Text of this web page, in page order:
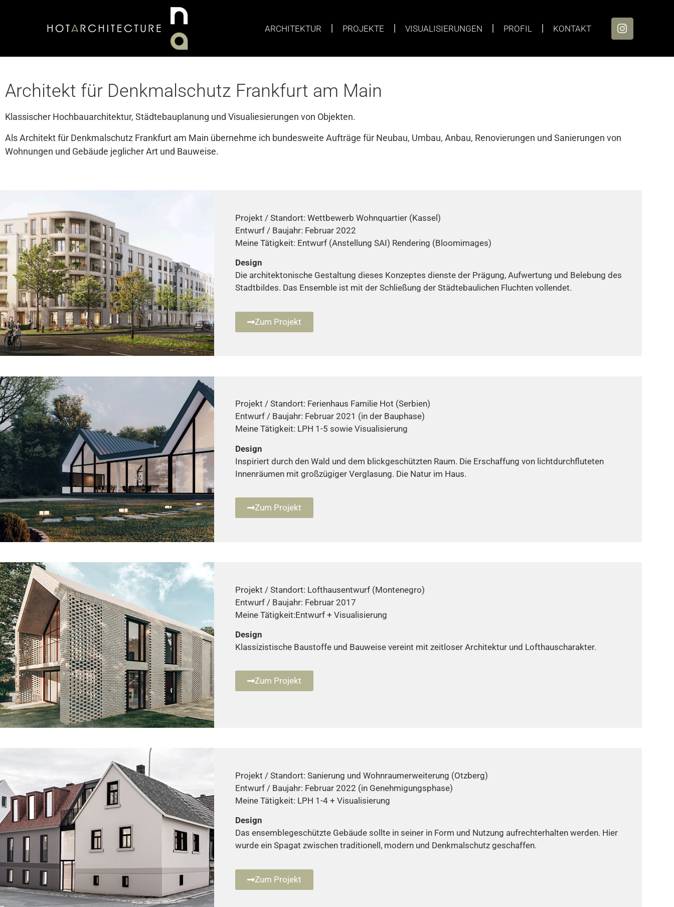
ARCHITEKTUR PROJEKTE VISUALISIERUNGEN PROFIL KONTAKT
Architekt für Denkmalschutz Frankfurt am Main
Klassischer Hochbauarchitektur, Städtebauplanung und Visualiesierungen von Objekten.
Als Architekt für Denkmalschutz Frankfurt am Main übernehme ich bundesweite Aufträge für Neubau, Umbau, Anbau, Renovierungen und Sanierungen von
Wohnungen und Gebäude jeglicher Art und Bauweise.
Projekt / Standort: Wettbewerb Wohnquartier (Kassel)
Entwurf / Baujahr: Februar 2022
Meine Tätigkeit: Entwurf (Anstellung SAI) Rendering (Bloomimages)
Design
Die architektonische Gestaltung dieses Konzeptes dienste der Prägung, Aufwertung und Belebung des
Stadtbildes. Das Ensemble ist mit der Schließung der Städtebaulichen Fluchten vollendet.
Zum Projekt
Projekt / Standort: Ferienhaus Familie Hot (Serbien)
Entwurf / Baujahr: Februar 2021 (in der Bauphase)
Meine Tätigkeit: LPH 1-5 sowie Visualisierung
Design
Inspiriert durch den Wald und dem blickgeschützten Raum. Die Erschaffung von lichtdurchfluteten
Innenräumen mit großzügiger Verglasung. Die Natur im Haus.
Zum Projekt
Projekt / Standort: Lofthausentwurf (Montenegro)
Entwurf / Baujahr: Februar 2017
Meine Tätigkeit:Entwurf + Visualisierung
Design
Klassizistische Baustoffe und Bauweise vereint mit zeitloser Architektur und Lofthauscharakter.
Zum Projekt
Projekt / Standort: Sanierung und Wohnraumerweiterung (Otzberg)
Entwurf / Baujahr: Februar 2022 (in Genehmigungsphase)
Meine Tätigkeit: LPH 1-4 + Visualisierung
Design
Das ensemblegeschützte Gebäude sollte in seiner in Form und Nutzung aufrechterhalten werden. Hier
wurde ein Spagat zwischen traditionell, modern und Denkmalschutz geschaffen.
Zum Projekt